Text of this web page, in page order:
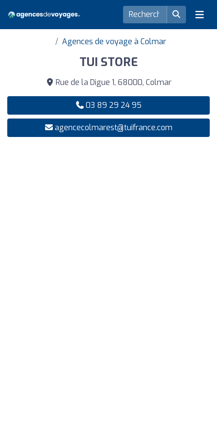
Agences de voyage à Colmar
TUI STORE
Rue de la Digue 1, 68000, Colmar
03 89 29 24 95
agencecolmarest@tuifrance.com